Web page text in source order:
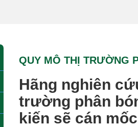
QUY MÔ THỊ TRƯỜNG
Hãng nghiên
trường phân
kiến sẽ cán